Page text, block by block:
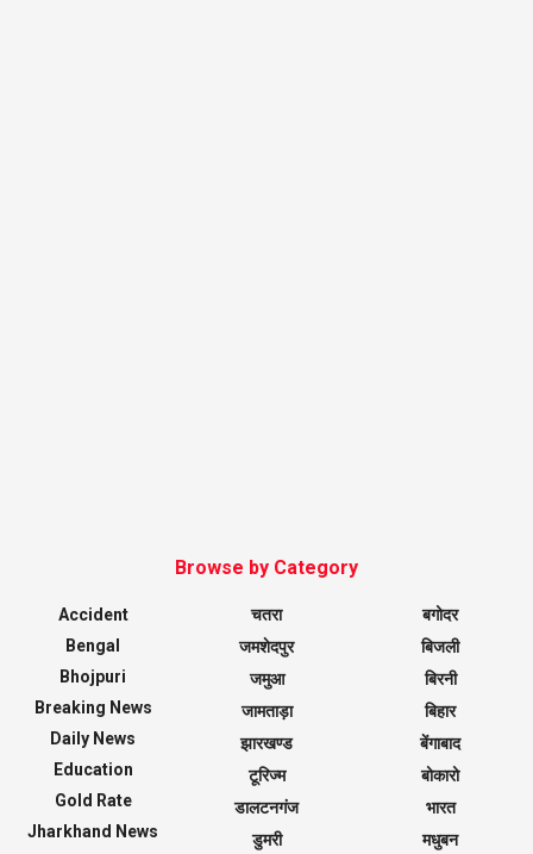
Browse by Category
Accident
Bengal
Bhojpuri
Breaking News
Daily News
Education
Gold Rate
Jharkhand News
चतरा
जमशेदपुर
जमुआ
जामताड़ा
झारखण्ड
टूरिज्म
डालटनगंज
डुमरी
बगोदर
बिजली
बिरनी
बिहार
बेंगाबाद
बोकारो
भारत
मधुबन